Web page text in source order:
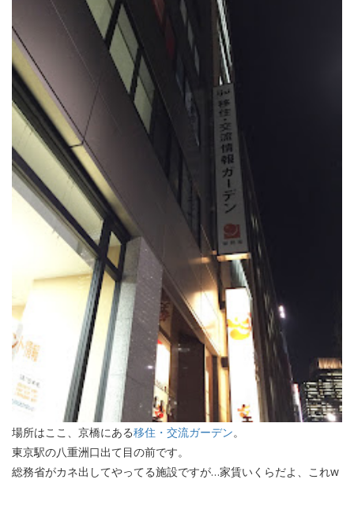
場所はここ、京橋にある移住・交流ガーデン。
東京駅の八重洲口出て目の前です。
総務省がカネ出してやってる施設ですが…家賃いくらだよ、これw